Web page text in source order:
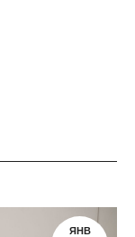
ЯНВ